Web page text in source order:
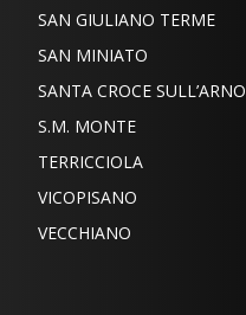
SAN GIULIANO TERME
SAN MINIATO
SANTA CROCE SULL’ARNO
S.M. MONTE
TERRICCIOLA
VICOPISANO
VECCHIANO